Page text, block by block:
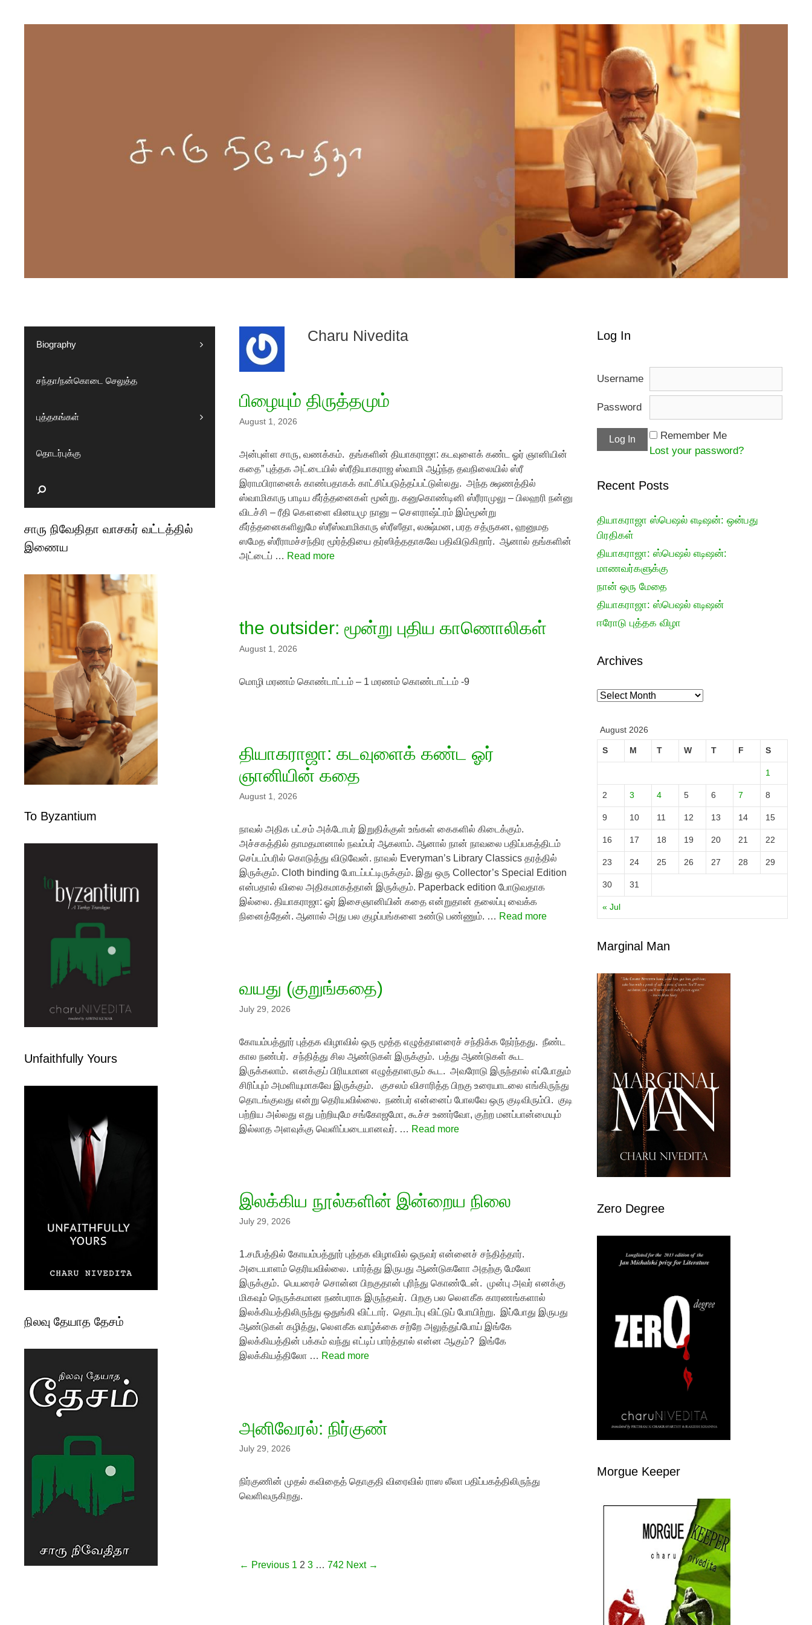
Charu Nivedita
பிழையும் திருத்தமும்
August 1, 2026
அன்புள்ள சாரு, வணக்கம். தங்களின் தியாகராஜா: கடவுளைக் கண்ட ஓர் ஞானியின்
கதை” புத்தக அட்டையில் ஸ்ரீதியாகராஜ ஸ்வாமி ஆழ்ந்த தவநிலையில் ஸ்ரீ
இராமபிரானைக் காண்பதாகக் காட்சிப்படுத்தப்பட்டுள்லது. அந்த க்ஷணத்தில்
ஸ்வாமிகாரு பாடிய கீர்த்தனைகள் மூன்று. கனுகொண்டினி ஸ்ரீராமுலு – பிலஹரி நன்னு
விடச்சி – ரீதி கௌளை வினயமு நானு – சௌராஷ்ட்ரம் இம்மூன்று
கீர்த்தனைகளிலுமே ஸ்ரீஸ்வாமிகாரு ஸ்ரீஸீதா, லக்ஷ்மன, பரத சத்ருகன, ஹனுமத
ஸமேத ஸ்ரீராமச்சந்திர மூர்த்தியை தர்ஸித்ததாகவே பதிவிடுகிறார். ஆனால் தங்களின்
அட்டைப் … Read more
the outsider: மூன்று புதிய காணொலிகள்
August 1, 2026
மொழி மரணம் கொண்டாட்டம் – 1 மரணம் கொண்டாட்டம் -9
தியாகராஜா: கடவுளைக் கண்ட ஓர்
ஞானியின் கதை
August 1, 2026
நாவல் அதிக பட்சம் அக்டோபர் இறுதிக்குள் உங்கள் கைகளில் கிடைக்கும்.
அச்சகத்தில் தாமதமானால் நவம்பர் ஆகலாம். ஆனால் நான் நாவலை பதிப்பகத்திடம்
செப்டம்பரில் கொடுத்து விடுவேன். நாவல் Everyman’s Library Classics தரத்தில்
இருக்கும். Cloth binding போடப்பட்டிருக்கும். இது ஒரு Collector’s Special Edition
என்பதால் விலை அதிகமாகத்தான் இருக்கும். Paperback edition போடுவதாக
இல்லை. தியாகராஜா: ஓர் இசைஞானியின் கதை என்றுதான் தலைப்பு வைக்க
நினைத்தேன். ஆனால் அது பல குழப்பங்களை உண்டு பண்ணும். … Read more
வயது (குறுங்கதை)
July 29, 2026
கோயம்பத்தூர் புத்தக விழாவில் ஒரு மூத்த எழுத்தாளரைச் சந்திக்க நேர்ந்தது. நீண்ட
கால நண்பர். சந்தித்து சில ஆண்டுகள் இருக்கும். பத்து ஆண்டுகள் கூட
இருக்கலாம். எனக்குப் பிரியமான எழுத்தாளரும் கூட. அவரோடு இருந்தால் எப்போதும்
சிரிப்பும் அமளியுமாகவே இருக்கும். குசலம் விசாரித்த பிறகு உரையாடலை எங்கிருந்து
தொடங்குவது என்று தெரியவில்லை. நண்பர் என்னைப் போலவே ஒரு குடிவிரும்பி. குடி
பற்றிய அல்லது எது பற்றியுமே சங்கோஜமோ, கூச்ச உணர்வோ, குற்ற மனப்பான்மையும்
இல்லாத அளவுக்கு வெளிப்படையானவர். … Read more
இலக்கிய நூல்களின் இன்றைய நிலை
July 29, 2026
1.சமீபத்தில் கோயம்பத்தூர் புத்தக விழாவில் ஒருவர் என்னைச் சந்தித்தார்.
அடையாளம் தெரியவில்லை. பார்த்து இருபது ஆண்டுகளோ அதற்கு மேலோ
இருக்கும். பெயரைச் சொன்ன பிறகுதான் புரிந்து கொண்டேன். முன்பு அவர் எனக்கு
மிகவும் நெருக்கமான நண்பராக இருந்தவர். பிறகு பல லௌகீக காரணங்களால்
இலக்கியத்திலிருந்து ஒதுங்கி விட்டார். தொடர்பு விட்டுப் போயிற்று. இப்போது இருபது
ஆண்டுகள் கழித்து, லௌகீக வாழ்க்கை சற்றே அலுத்துப்போய் இங்கே
இலக்கியத்தின் பக்கம் வந்து எட்டிப் பார்த்தால் என்ன ஆகும்? இங்கே
இலக்கியத்திலோ … Read more
அனிவேரல்: நிர்குண்
July 29, 2026
நிர்குணின் முதல் கவிதைத் தொகுதி விரைவில் ராஸ லீலா பதிப்பகத்திலிருந்து
வெளிவருகிறது.
Post navigation
← Previous 1 2 3 … 742 Next →
Biography
சந்தா/நன்கொடை செலுத்த
புத்தகங்கள்
தொடர்புக்கு
Search
சாரு நிவேதிதா வாசகர் வட்டத்தில்
இணைய
To Byzantium
Unfaithfully Yours
நிலவு தேயாத தேசம்
Log In
Username
Password
Remember Me
Lost your password?
Recent Posts
தியாகராஜா ஸ்பெஷல் எடிஷன்: ஒன்பது
பிரதிகள்
தியாகராஜா: ஸ்பெஷல் எடிஷன்:
மாணவர்களுக்கு
நான் ஒரு மேதை
தியாகராஜா: ஸ்பெஷல் எடிஷன்
ஈரோடு புத்தக விழா
Archives
Archives
August 2026
S M T W T F S
« Jul
1
2 3 4 5 6 7 8
9 10 11 12 13 14 15
16 17 18 19 20 21 22
23 24 25 26 27 28 29
30 31
Marginal Man
Zero Degree
Morgue Keeper